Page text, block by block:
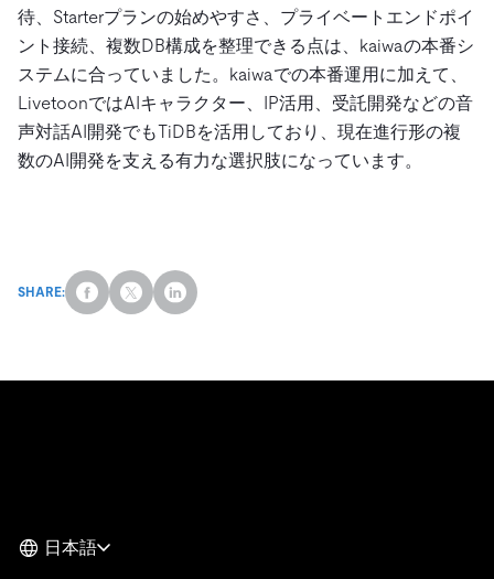
待、Starterプランの始めやすさ、プライベートエンドポイ
ント接続、複数DB構成を整理できる点は、kaiwaの本番シ
ステムに合っていました。kaiwaでの本番運用に加えて、
LivetoonではAIキャラクター、IP活用、受託開発などの音
声対話AI開発でもTiDBを活用しており、現在進行形の複
数のAI開発を支える有力な選択肢になっています。
SHARE:
日本語